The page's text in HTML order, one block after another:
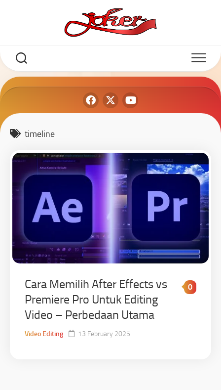
timeline
Cara Memilih After Effects vs
Premiere Pro Untuk Editing
Video – Perbedaan Utama
0
Video Editing 13 February 2025